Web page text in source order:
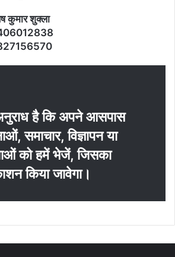
कुमार शुक्‍ला
है कि अपने आसपास
समाचार, विज्ञापन या
को हमें भेजें, जिसका
किया जावेगा।